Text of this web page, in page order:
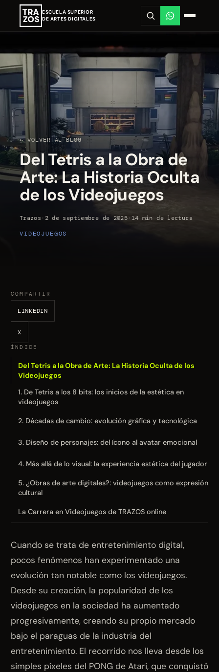
ESCUELA SUPERIOR
DE ARTES DIGITALES
← VOLVER AL BLOG
Del Tetris a la Obra de
Arte: La Historia Oculta
de los Videojuegos
Trazos · 2 de septiembre de 2025·14 min de lectura
VIDEOJUEGOS
COMPARTIR
LINKEDIN
X
ÍNDICE
Del Tetris a la Obra de Arte: La Historia Oculta de los
Videojuegos
1. De Tetris a los 8 bits: los inicios de la estética en
videojuegos
2. Décadas de cambio: evolución gráfica y tecnológica
3. Diseño de personajes: del ícono al avatar emocional
4. Más allá de lo visual: la experiencia estética del jugador
5. ¿Obras de arte digitales?: videojuegos como expresión
cultural
La Carrera en Videojuegos de TRAZOS online
Cuando se trata de entretenimiento digital,
pocos fenómenos han experimentado una
evolución tan notable como los videojuegos.
Desde su creación, la popularidad de los
videojuegos en la sociedad ha aumentado
progresivamente, creando su propio mercado
bajo el paraguas de la industria del
entretenimiento. El recorrido nos lleva desde los
simples píxeles del PONG de Atari, que conquistó